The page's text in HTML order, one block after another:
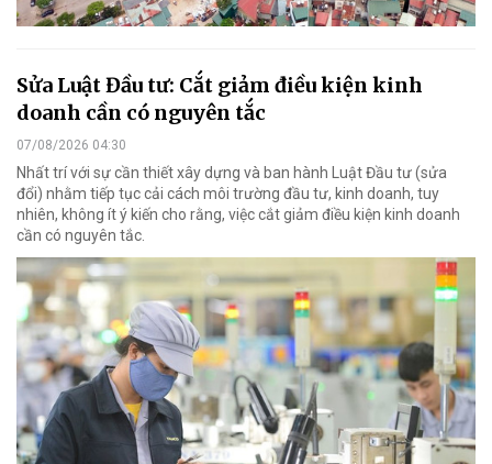
Sửa Luật Đầu tư: Cắt giảm điều kiện kinh
doanh cần có nguyên tắc
07/08/2026 04:30
Nhất trí với sự cần thiết xây dựng và ban hành Luật Đầu tư (sửa
đổi) nhằm tiếp tục cải cách môi trường đầu tư, kinh doanh, tuy
nhiên, không ít ý kiến cho rằng, việc cắt giảm điều kiện kinh doanh
cần có nguyên tắc.